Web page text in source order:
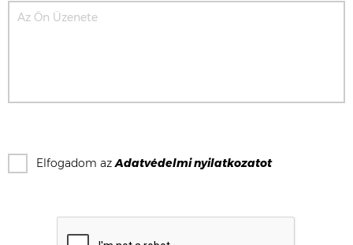
Elfogadom azAdatvédelmi nyilatkozatot